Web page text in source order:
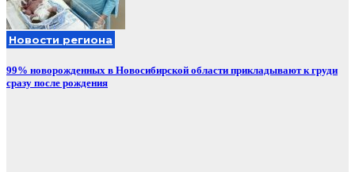
Новости региона
99% новорожденных в Новосибирской области прикладывают к груди
сразу после рождения